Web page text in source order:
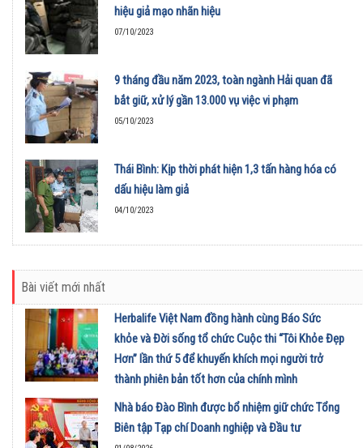
hiệu giả mạo nhãn hiệu
07/10/2023
9 tháng đầu năm 2023, toàn ngành Hải quan đã
bắt giữ, xử lý gần 13.000 vụ việc vi phạm
05/10/2023
Thái Bình: Kịp thời phát hiện 1,3 tấn hàng hóa có
dấu hiệu làm giả
04/10/2023
Bài viết mới nhất
Herbalife Việt Nam đồng hành cùng Báo Sức
khỏe và Đời sống tổ chức Cuộc thi “Tôi Khỏe Đẹp
Hơn” lần thứ 5 để khuyến khích mọi người trở
thành phiên bản tốt hơn của chính mình
01/08/2026
Nhà báo Đào Bình được bổ nhiệm giữ chức Tổng
Biên tập Tạp chí Doanh nghiệp và Đầu tư